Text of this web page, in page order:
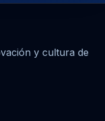
y cultura de